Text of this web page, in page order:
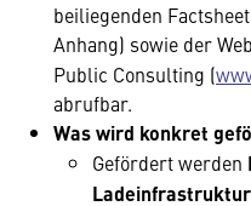
beiliegenden
Anhang) sowie der
Public Consulting (
abrufbar.
Was wird konkret
Gefördert werden